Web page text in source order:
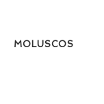
MOLUSCOS